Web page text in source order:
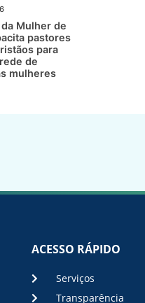
Mulher de
pastores
para
de
mulheres
ACESSO RÁPIDO
Serviços
Transparência